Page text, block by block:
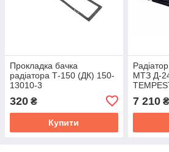
Прокладка бачка
радіатора Т-150 (ДК) 150-
13010-3
320 ₴
Купити
МТЗ Д-
7 210₴